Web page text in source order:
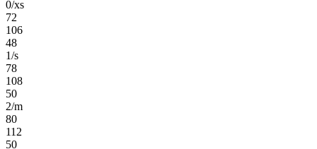
0/xs
72
106
48
1/s
78
108
50
2/m
80
112
50